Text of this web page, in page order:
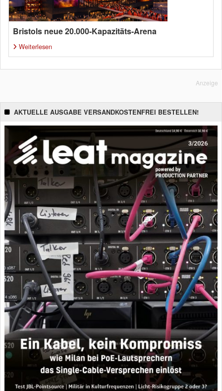
Bristols neue 20.000-Kapazitäts-Arena
Weiterlesen
Anzeige
AKTUELLE AUSGABE VERSANDKOSTENFREI BESTELLEN!